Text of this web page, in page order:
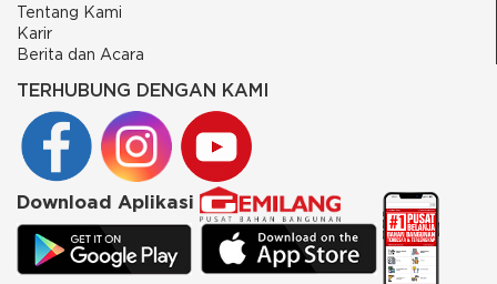
Tentang Kami
Karir
Berita dan Acara
TERHUBUNG DENGAN KAMI
Download Aplikasi